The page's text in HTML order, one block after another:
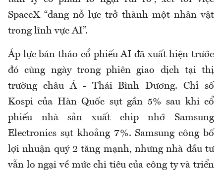
SpaceX “đang nỗ lực trở thành một nhân vật
trong lĩnh vực AI”.
Áp lực bán tháo cổ phiếu AI đã xuất hiện trước
đó cùng ngày trong phiên giao dịch tại thị
trường châu Á - Thái Bình Dương. Chỉ số
Kospi của Hàn Quốc sụt gần 5% sau khi cổ
phiếu nhà sản xuất chip nhớ Samsung
Electronics sụt khoảng 7%. Samsung công bố
lợi nhuận quý 2 tăng mạnh, nhưng nhà đầu tư
vẫn lo ngại về mức chi tiêu của công ty và triển